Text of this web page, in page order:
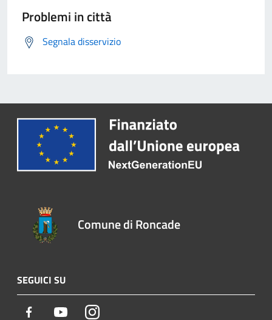
Problemi in città
Segnala disservizio
Comune di Roncade
SEGUICI SU
Facebook YoutubeInstagram